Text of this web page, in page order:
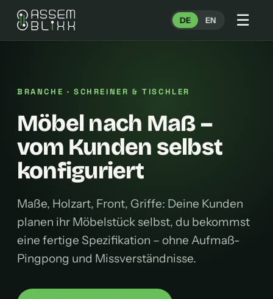
☰
DE EN
BRANCHE · SCHREINER & TISCHLER
Möbel nach Maß –
vom Kunden selbst
konfiguriert
Maße, Holzart, Front, Griffe: Deine Kunden
planen ihr Möbelstück selbst, du bekommst
eine fertige Spezifikation – ohne Aufmaß-
Pingpong und Missverständnisse.